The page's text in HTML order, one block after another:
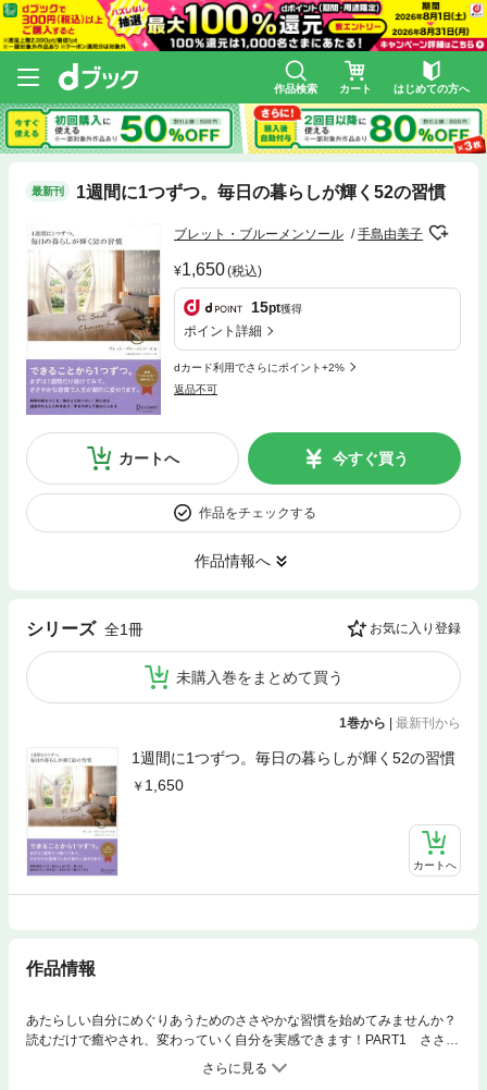
作品検索 カート はじめての方へ
最新刊 1週間に1つずつ。毎日の暮らしが輝く52の習慣
ブレット・ブルーメンソール 手島由美子
1,650(税込)
15pt獲得
ポイント詳細
dカード利用でさらにポイント+2%
返品不可
カートへ 今すぐ買う
作品をチェックする
作品情報へ
シリーズ 全1冊 お気に入り登録
未購入巻をまとめて買う
1巻から | 最新刊から
1週間に1つずつ。毎日の暮らしが輝く52の習慣
1,650
カートへ
作品情報
あたらしい自分にめぐりあうためのささやかな習慣を始めてみませんか？
読むだけで癒やされ、変わっていく自分を実感できます！PART1 ささや
かな幸せに気づくPART2 最高の毎日をつくりあげるPART3 すこやかな
自分に出会うPART4 美しい心で人生に向き合う＊時間の箱をつくる＊他